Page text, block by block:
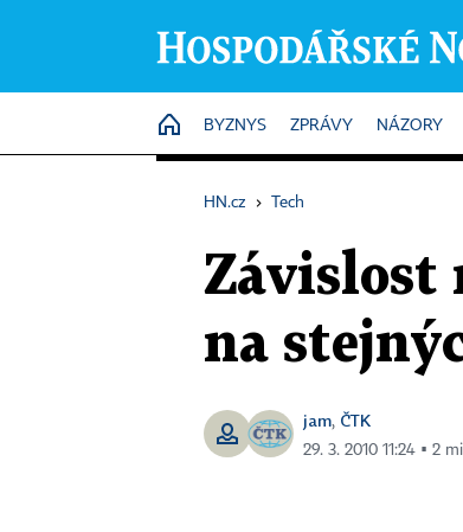
HOME
BYZNYS ZPRÁVY NÁZORY
HN.cz › Tech
Závislost
na
jam, ČTK
29. 3. 2010 11:24 ▪ 2